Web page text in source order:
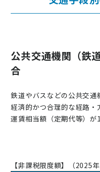
公共交通機関（鉄
合
鉄道やバスなどの公共交
経済的かつ合理的な経路
運賃相当額（定期代等）が
【非課税限度額】（2025年